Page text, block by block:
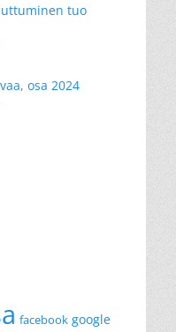
tuo
osa 2024
facebook google